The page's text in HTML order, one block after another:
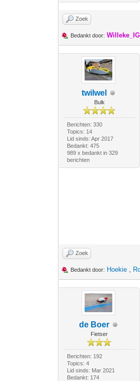
Zoek
Bedankt door:
twilwel
Bulk
Berichten: 330
Topics: 14
Lid sinds: Apr 2017
Bedankt: 475
989 x bedankt in 329
berichten
Zoek
Bedankt door: Hoekie ,
de Boer
Fietser
Berichten: 192
Topics: 4
Lid sinds: Mar 2021
Bedankt: 174